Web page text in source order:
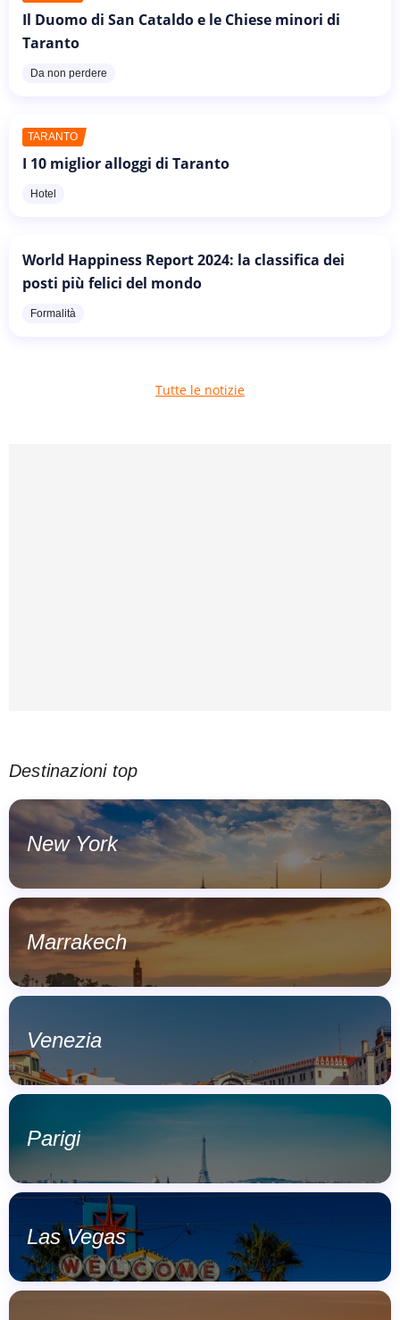
Il Duomo di San Cataldo e le Chiese minori di
Taranto
Da non perdere
TARANTO
I 10 miglior alloggi di Taranto
Hotel
World Happiness Report 2024: la classifica dei
posti più felici del mondo
Formalità
Tutte le notizie
Destinazioni top
New York
Marrakech
Venezia
Parigi
Las Vegas